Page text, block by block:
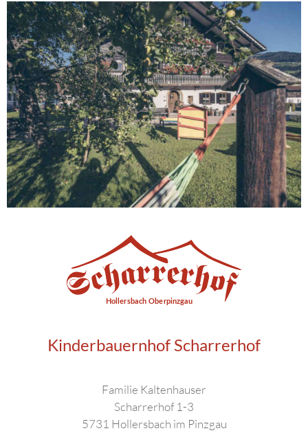
Kinderbauernhof Scharrerhof
Familie Kaltenhauser
Scharrerhof 1-3
5731 Hollersbach im Pinzgau